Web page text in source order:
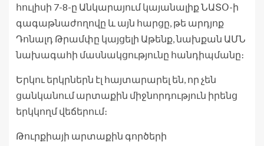
հուլիսի 7-8-ը Անկարայում կայանալիք ՆԱՏՕ-ի
գագաթնաժողովը և այն հարցը, թե արդյոք
Դոնալդ Թրամփը կայցելի Աթենք, նախքան ԱՄՆ
նախագահի մասնակցությունը հանդիպմանը։
Երկու երկրներն էլ հայտարարել են, որ չեն
ցանկանում արտաքին միջնորդություն իրենց
երկկողմ վեճերում։
Թուրքիայի արտաքին գործերի